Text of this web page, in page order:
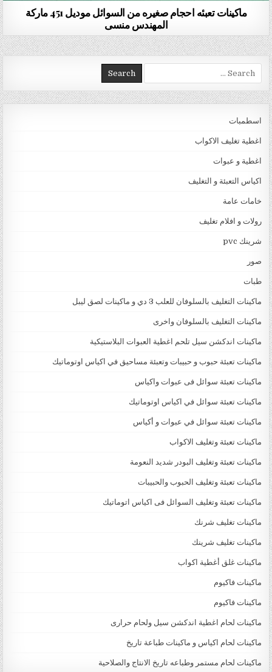
ماكينات تعبئه احجام صغيره من السوائل موديل 451 ماركة
المهندس منسى
Search for:
اسطمبات
اغطية تغليف الاكواب
اغطية و عبوات
اكياس التعبئة و التغليف
خامات عامة
رولات و افلام تغليف
شرينك pvc
صور
طبات
ماكينات التغليف بالسلوفان للعلب 3 دي و ماكينات لصق ليبل
ماكينات التغليف بالسلوفان واخرى
ماكينات اندكشن سيل تلحم اغطية العبوات البلاستيكية
ماكينات تعبئة حبوب و حبيبات وتعبئة مساحيق في اكياس اوتوماتيك
ماكينات تعبئة سوائل فى عبوات واكياس
ماكينات تعبئة سوائل في اكياس اوتوماتيك
ماكينات تعبئة سوائل في عبوات و أكياس
ماكينات تعبئة وتغليف الاكواب
ماكينات تعبئة وتغليف البودر شديد النعومة
ماكينات تعبئة وتغليف الحبوب والحبيبات
ماكينات تعبئة وتغليف السوائل فى اكياس اتوماتيك
ماكينات تغليف شرنك
ماكينات تغليف شرينك
ماكينات غلق أغطية اكواب
ماكينات فاكيوم
ماكينات فاكيوم
ماكينات لحام اغطية اندكشن سيل ولحام حرارى
ماكينات لحام اكياس و ماكينات طباعة تاريخ
ماكينات لحام مستمر وطباعه تاريخ الانتاج والصلاحية